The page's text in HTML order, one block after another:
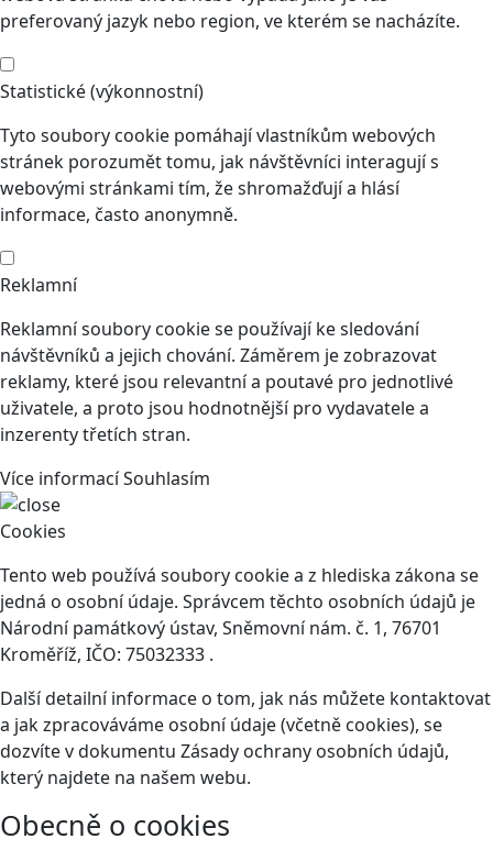
preferovaný jazyk nebo region, ve kterém se nacházíte.
Statistické (výkonnostní)
Tyto soubory cookie pomáhají vlastníkům webových
stránek porozumět tomu, jak návštěvníci interagují s
webovými stránkami tím, že shromažďují a hlásí
informace, často anonymně.
Reklamní
Reklamní soubory cookie se používají ke sledování
návštěvníků a jejich chování. Záměrem je zobrazovat
reklamy, které jsou relevantní a poutavé pro jednotlivé
uživatele, a proto jsou hodnotnější pro vydavatele a
inzerenty třetích stran.
Více informacíSouhlasím
Cookies
Tento web používá soubory cookie a z hlediska zákona se
jedná o osobní údaje. Správcem těchto osobních údajů je
Národní památkový ústav, Sněmovní nám. č. 1, 76701
Kroměříž, IČO: 75032333 .
Další detailní informace o tom, jak nás můžete kontaktovat
a jak zpracováváme osobní údaje (včetně cookies), se
dozvíte v dokumentu Zásady ochrany osobních údajů,
který najdete na našem webu.
Obecně o cookies